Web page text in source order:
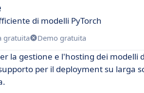
di modelli PyTorch
gratuita Demo gratuita
la gestione e l'hosting dei modelli
per il deployment su larga